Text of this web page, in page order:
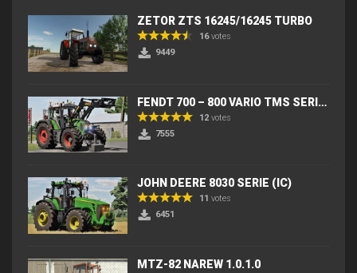
ZETOR ZTS 16245/16245 TURBO
16votes
9449
FENDT 700 – 800 VARIO TMS SERIES (IC) V2
12 votes
7555
JOHN DEERE 8030 SERIE (IC)
11 votes
6451
MTZ-82 NAREW 1.0.1.0